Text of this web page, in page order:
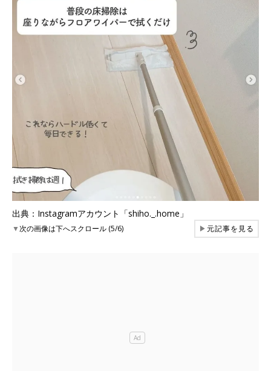
出典：Instagramアカウント「shiho._.home」
▼次の画像は下へスクロール (5/6) ▶元記事を見る